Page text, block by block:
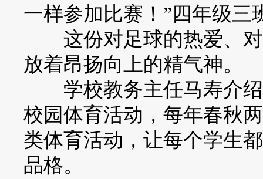
一样参加比赛！”四年级三
这份对足球的热爱、对
放着昂扬向上的精气神。
学校教务主任马寿介绍
校园体育活动，每年春秋
类体育活动，让每个学生
品格。